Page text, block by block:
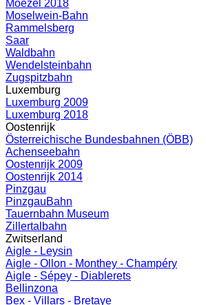
Moezel 2018
Moselwein-Bahn
Rammelsberg
Saar
Waldbahn
Wendelsteinbahn
Zugspitzbahn
Luxemburg
Luxemburg 2009
Luxemburg 2018
Oostenrijk
Österreichische Bundesbahnen (ÖBB)
Achenseebahn
Oostenrijk 2009
Oostenrijk 2014
Pinzgau
PinzgauBahn
Tauernbahn Museum
Zillertalbahn
Zwitserland
Aigle - Leysin
Aigle - Ollon - Monthey - Champéry
Aigle - Sépey - Diablerets
Bellinzona
Bex - Villars - Bretaye